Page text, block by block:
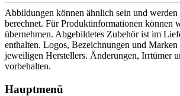
Abbildungen können ähnlich sein und
berechnet. Für Produktinformationen können
übernehmen. Abgebildetes Zubehör ist im
enthalten. Logos, Bezeichnungen und
jeweiligen Herstellers. Änderungen, Irrtümer
vorbehalten.
Hauptmenü